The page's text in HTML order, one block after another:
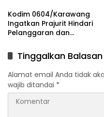
Kodim 0604/Karawang
Ingatkan Prajurit Hindari
Pelanggaran dan
Tinggalkan Balasan
Alamat email Anda tidak
wajib ditandai *